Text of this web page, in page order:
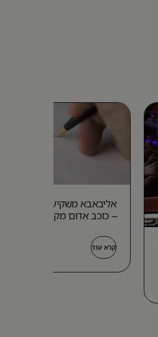
– כוכב אדום מקאליין
קרא עוד